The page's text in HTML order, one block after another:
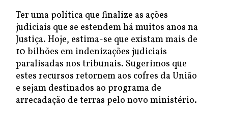
Ter uma política que finalize as ações
judiciais que se estendem há muitos anos na
Justiça. Hoje, estima-se que existam mais de
10 bilhões em indenizações judiciais
paralisadas nos tribunais. Sugerimos que
estes recursos retornem aos cofres da União
e sejam destinados ao programa de
arrecadação de terras pelo novo ministério.